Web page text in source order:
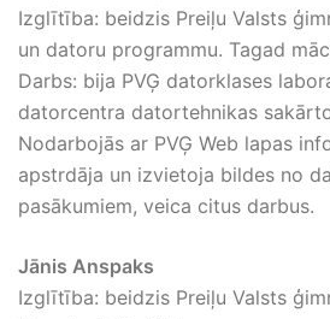
Izglītība: beidzis Preiļu Valsts
un datoru programmu. Tagad
Darbs: bija PVĢ datorklases
datorcentra datortehnikas
Nodarbojās ar PVĢ Web lapas
apstrdāja un izvietoja bildes no
pasākumiem, veica citus darbus.
Jānis Anspaks
Izglītība: beidzis Preiļu Valsts